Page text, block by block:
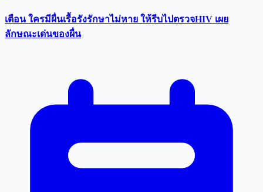
เตือน ใครมีผื่นเรื้อรังรักษาไม่หาย ให้รีบไปตรวจHIV เผย
ลักษณะเด่นของผื่น